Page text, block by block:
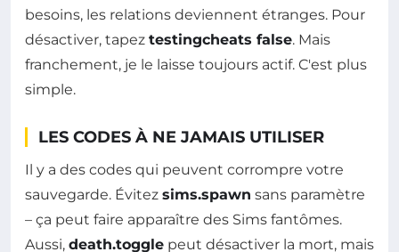
besoins, les relations deviennent étranges. Pour
désactiver, tapez testingcheats false. Mais
franchement, je le laisse toujours actif. C'est plus
simple.
LES CODES À NE JAMAIS UTILISER
Il y a des codes qui peuvent corrompre votre
sauvegarde. Évitez sims.spawn sans paramètre
– ça peut faire apparaître des Sims fantômes.
Aussi, death.toggle peut désactiver la mort, mais